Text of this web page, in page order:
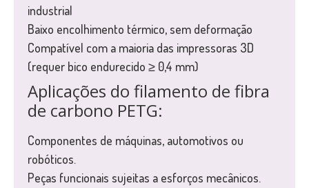
industrial
Baixo encolhimento térmico, sem deformação
Compatível com a maioria das impressoras 3D
(requer bico endurecido ≥ 0,4 mm)
Aplicações do filamento de fibra
de carbono PETG:
Componentes de máquinas, automotivos ou
robóticos.
Peças funcionais sujeitas a esforços mecânicos.